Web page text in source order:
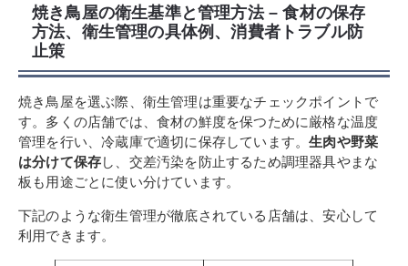
焼き鳥屋の衛生基準と管理方法 – 食材の保存
方法、衛生管理の具体例、消費者トラブル防
止策
焼き鳥屋を選ぶ際、衛生管理は重要なチェックポイントで
す。多くの店舗では、食材の鮮度を保つために厳格な温度
管理を行い、冷蔵庫で適切に保存しています。生肉や野菜
は分けて保存し、交差汚染を防止するため調理器具やまな
板も用途ごとに使い分けています。
下記のような衛生管理が徹底されている店舗は、安心して
利用できます。